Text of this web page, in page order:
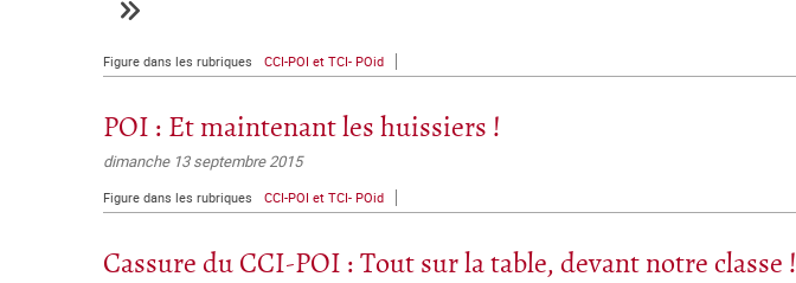
Figure dans les rubriques CCI-POI et TCI- POid
POI : Et maintenant les huissiers !
dimanche 13 septembre 2015
Figure dans les rubriques CCI-POI et TCI- POid
Cassure du CCI-POI : Tout sur la table, devant notre classe !